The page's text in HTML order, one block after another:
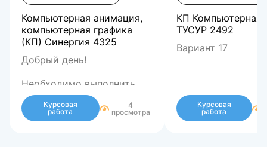
Компьютерная анимация,
компьютерная графика
(КП) Синергия 4325
Добрый день!
Необходимо выполнить
задание (прикреплено)
ТемаПерсонажи в
рисованной традиционной
Курсовая
работа
4
просмотра
КП Компьютерная
ТУСУР 2492
Вариант 17
Курсовая
работа